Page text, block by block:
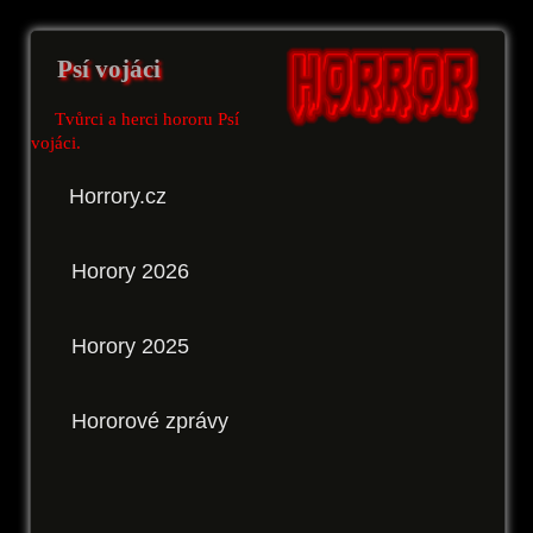
Psí vojáci
Tvůrci a herci hororu Psí
vojáci.
Horrory.cz
Horory 2026
Horory 2025
Hororové zprávy